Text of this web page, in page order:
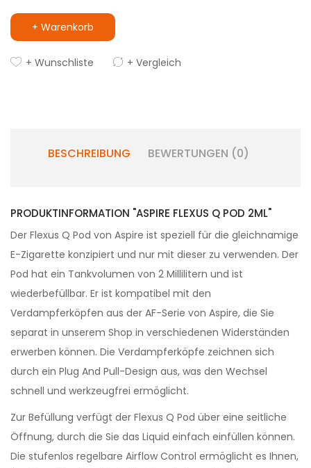
+ Warenkorb
+ Wunschliste + Vergleich
BESCHREIBUNG BEWERTUNGEN (0)
PRODUKTINFORMATION "ASPIRE FLEXUS Q POD 2ML"
Der Flexus Q Pod von Aspire ist speziell für die gleichnamige
E-Zigarette konzipiert und nur mit dieser zu verwenden. Der
Pod hat ein Tankvolumen von 2 Millilitern und ist
wiederbefüllbar. Er ist kompatibel mit den
Verdampferköpfen aus der AF-Serie von Aspire, die Sie
separat in unserem Shop in verschiedenen Widerständen
erwerben können. Die Verdampferköpfe zeichnen sich
durch ein Plug And Pull-Design aus, was den Wechsel
schnell und werkzeugfrei ermöglicht.
Zur Befüllung verfügt der Flexus Q Pod über eine seitliche
Öffnung, durch die Sie das Liquid einfach einfüllen können.
Die stufenlos regelbare Airflow Control ermöglicht es Ihnen,